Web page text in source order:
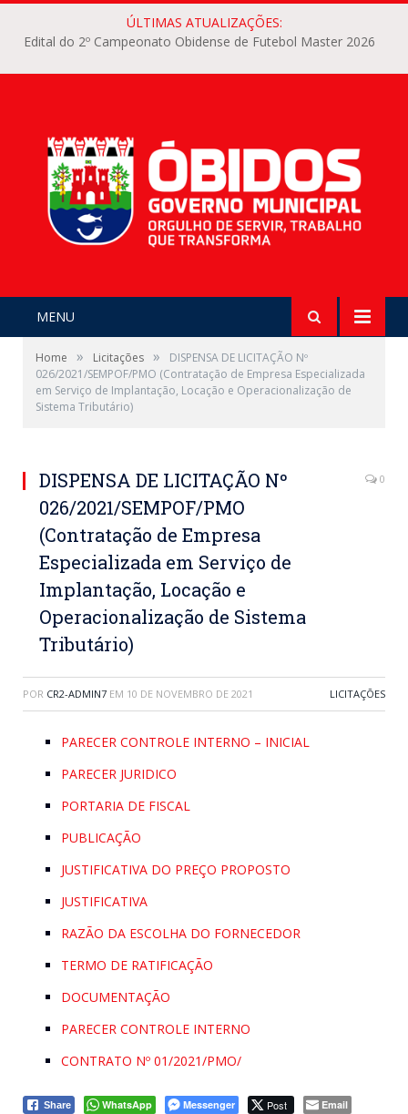
ÚLTIMAS ATUALIZAÇÕES:
Edital do 2º Campeonato Obidense de Futebol Master 2026
MENU
Home » Licitações »
DISPENSA DE LICITAÇÃO Nº
026/2021/SEMPOF/PMO (Contratação de Empresa Especializada
em Serviço de Implantação, Locação e Operacionalização de
Sistema Tributário)
DISPENSA DE LICITAÇÃO Nº
026/2021/SEMPOF/PMO
(Contratação de Empresa
Especializada em Serviço de
Implantação, Locação e
Operacionalização de Sistema
Tributário)
0
POR CR2-ADMIN7 EM 10 DE NOVEMBRO DE 2021 LICITAÇÕES
PARECER CONTROLE INTERNO – INICIAL
PARECER JURIDICO
PORTARIA DE FISCAL
PUBLICAÇÃO
JUSTIFICATIVA DO PREÇO PROPOSTO
JUSTIFICATIVA
RAZÃO DA ESCOLHA DO FORNECEDOR
TERMO DE RATIFICAÇÃO
DOCUMENTAÇÃO
PARECER CONTROLE INTERNO
CONTRATO Nº 01/2021/PMO/
Share WhatsApp Messenger Post Email